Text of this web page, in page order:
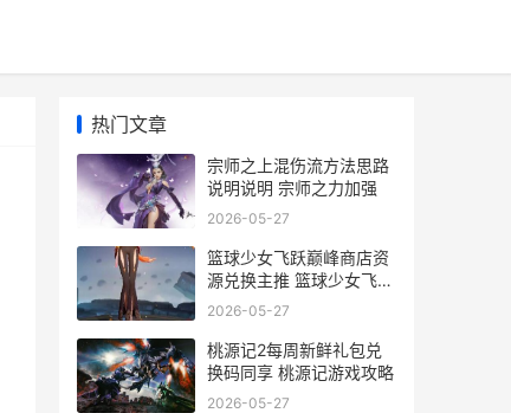
热门文章
宗师之上混伤流方法思路
说明说明 宗师之力加强
2026-05-27
篮球少女飞跃巅峰商店资
源兑换主推 篮球少女飞跃
巅峰
2026-05-27
桃源记2每周新鲜礼包兑
换码同享 桃源记游戏攻略
2026-05-27